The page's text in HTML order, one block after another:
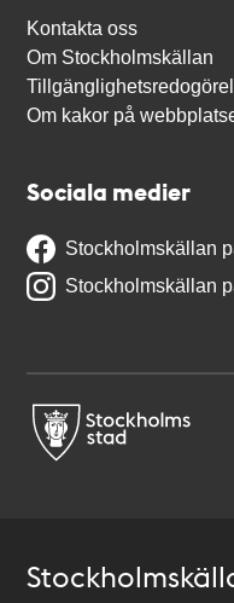
Kontakta oss
Om Stockholmskällan
Om kakor på
Sociala medier
Stockholmskällan
Stockholmskällan